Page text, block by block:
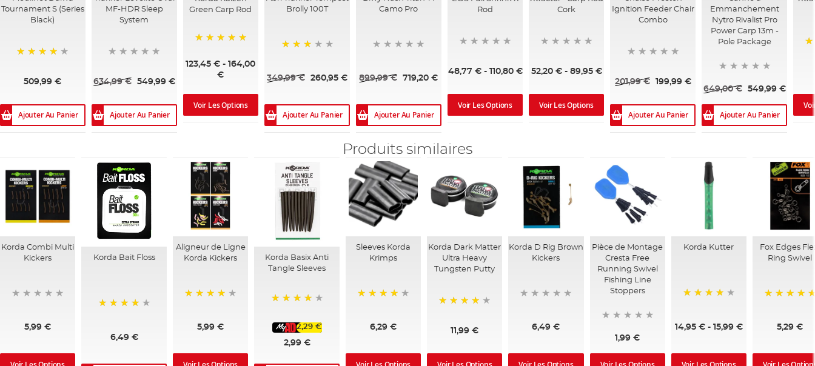
Tournament S (Series
Black)
509,99 €
Ajouter Au Panier
MF-HDR Sleep
System
634,99 € 549,99 €
Ajouter Au Panier
Green Carp Rod
123,45 € -164,00
€
Voir Les Options
Brolly 100T
349,99 € 260,95 €
Ajouter Au Panier
Camo Pro
899,99 € 719,20 €
Ajouter Au Panier
Rod
48,77 €- 110,80 €
Voir Les Options
Cork
52,20 €- 89,95 €
Voir Les Options
Ignition Feeder Chair
Combo
201,99 € 199,99 €
Ajouter Au Panier
Emmanchement
Nytro Rivalist Pro
Power Carp 13m -
Pole Package
649,00 € 549,99 €
Ajouter Au Panier
Produits similaires
Korda Combi Multi
Kickers
5,99 €
Korda Bait Floss
6,49 €
Aligneur de Ligne
Korda Kickers
5,99 €
Korda Basix Anti
Tangle Sleeves
2,29 €
2,99 €
Sleeves Korda
Krimps
6,29 €
Korda Dark Matter
Ultra Heavy
Tungsten Putty
11,99 €
Korda D Rig Brown
Kickers
6,49 €
Pièce de Montage
Cresta Free
Running Swivel
Fishing Line
Stoppers
1,99 €
Korda Kutter
14,95 €- 15,99 €
Fox Edges
Ring Swivel
5,29 €